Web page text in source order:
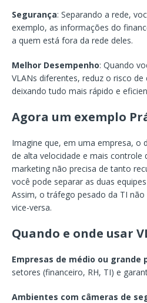
Segurança: Separando a rede,
exemplo, as informações do
a quem está fora da rede deles.
Melhor Desempenho: Quando
VLANs diferentes, reduz o risco
deixando tudo mais rápido e
Agora um exemplo
Imagine que, em uma empresa, o
de alta velocidade e mais controle
marketing não precisa de tanto
você pode separar as duas
Assim, o tráfego pesado da TI
vice-versa.
Quando e onde usar
Empresas de médio ou grande
setores (financeiro, RH, TI) e
Ambientes com câmeras de